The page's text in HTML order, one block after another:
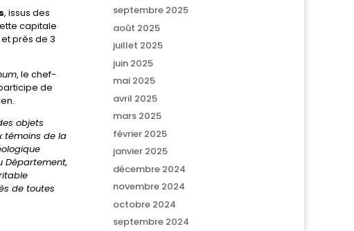
, issus des
capitale
près de 3
, le chef-
de
objets
témoins de la
Département,
de toutes
septembre 2025
août 2025
juillet 2025
juin 2025
mai 2025
avril 2025
mars 2025
février 2025
janvier 2025
décembre 2024
novembre 2024
octobre 2024
septembre 2024